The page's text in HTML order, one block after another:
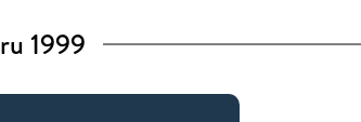
1999